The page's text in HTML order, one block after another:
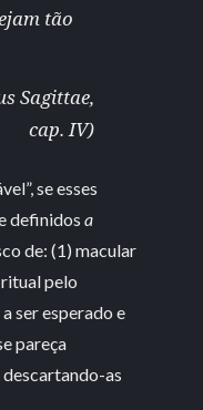
tão
Sagittae,
cap. IV)
se esses
definidosa
de: (1) macular
pelo
ser esperado e
pareça
as